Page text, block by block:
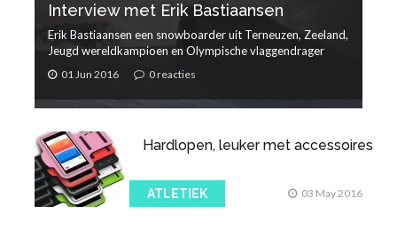
Interview met Erik Bastiaansen
Erik Bastiaansen een snowboarder uit Terneuzen, Zeeland,
Jeugd wereldkampioen en Olympische vlaggendrager
01 Jun 2016 0 reacties
Hardlopen, leuker met accessoires
ATLETIEK 03 May 2016